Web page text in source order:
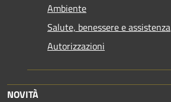
Ambiente
Salute, benessere e assistenza
Autorizzazioni
NOVITÀ